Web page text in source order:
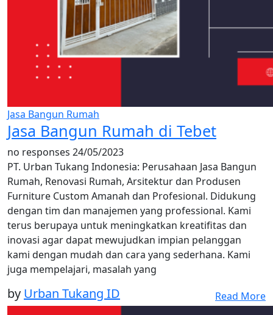
Jasa Bangun Rumah
Jasa Bangun Rumah di Tebet
no responses 24/05/2023
PT. Urban Tukang Indonesia: Perusahaan Jasa Bangun
Rumah, Renovasi Rumah, Arsitektur dan Produsen
Furniture Custom Amanah dan Profesional. Didukung
dengan tim dan manajemen yang professional. Kami
terus berupaya untuk meningkatkan kreatifitas dan
inovasi agar dapat mewujudkan impian pelanggan
kami dengan mudah dan cara yang sederhana. Kami
juga mempelajari, masalah yang
by Urban Tukang ID Read More